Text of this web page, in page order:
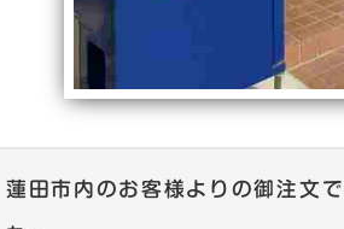
蓮田市内のお客様よりの御注文